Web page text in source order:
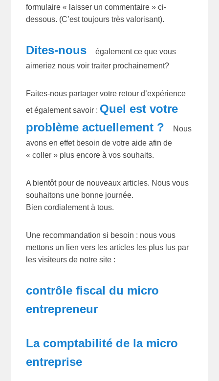
formulaire « laisser un commentaire » ci-
dessous. (C’est toujours très valorisant).
Dites-nous
également ce que vous
aimeriez nous voir traiter prochainement?
Faites-nous partager votre retour d’expérience
et également savoir : Quel est votre
problème actuellement ?
Nous
avons en effet besoin de votre aide afin de
« coller » plus encore à vos souhaits.
A bientôt pour de nouveaux articles. Nous vous
souhaitons une bonne journée.
Bien cordialement à tous.
Une recommandation si besoin : nous vous
mettons un lien vers les articles les plus lus par
les visiteurs de notre site :
contrôle fiscal du micro
entrepreneur
La comptabilité de la micro
entreprise